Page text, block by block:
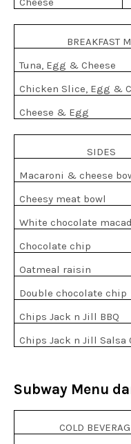
BREAKFAST
Tuna, Egg & Cheese
Chicken Slice, Egg &
Cheese & Egg
SIDES
Macaroni & cheese
Cheesy meat bowl
White chocolate
Chocolate chip
Oatmeal raisin
Double chocolate chip
Chips Jack n Jill BBQ
Chips Jack n Jill Salsa
Subway Menu
COLD